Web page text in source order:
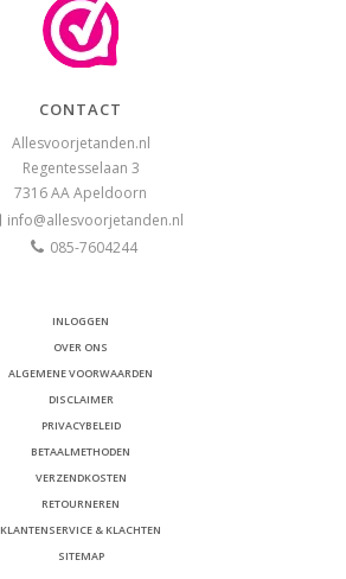
CONTACT
Allesvoorjetanden.nl
Regentesselaan 3
7316 AAApeldoorn
info@allesvoorjetanden.nl
085-7604244
INLOGGEN
OVER ONS
ALGEMENE VOORWAARDEN
DISCLAIMER
PRIVACYBELEID
BETAALMETHODEN
VERZENDKOSTEN
RETOURNEREN
KLANTENSERVICE & KLACHTEN
SITEMAP